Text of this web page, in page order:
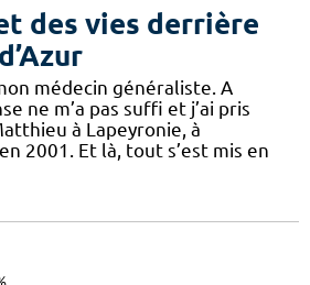
des vies derrière
médecin généraliste. A
ne m’a pas suffi et j’ai pris
à Lapeyronie, à
2001. Et là, tout s’est mis en